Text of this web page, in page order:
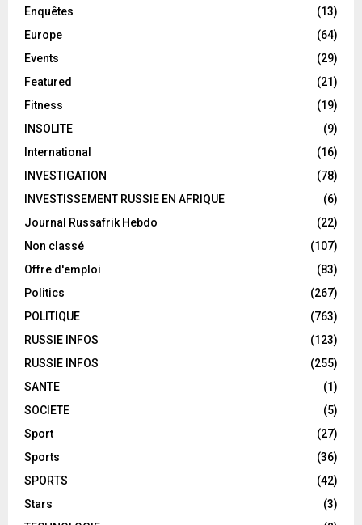
Enquêtes
(13)
Europe
(64)
Events
(29)
Featured
(21)
Fitness
(19)
INSOLITE
(9)
International
(16)
INVESTIGATION
(78)
INVESTISSEMENT RUSSIE EN AFRIQUE
(6)
Journal Russafrik Hebdo
(22)
Non classé
(107)
Offre d'emploi
(83)
Politics
(267)
POLITIQUE
(763)
RUSSIE INFOS
(123)
RUSSIE INFOS
(255)
SANTE
(1)
SOCIETE
(5)
Sport
(27)
Sports
(36)
SPORTS
(42)
Stars
(3)